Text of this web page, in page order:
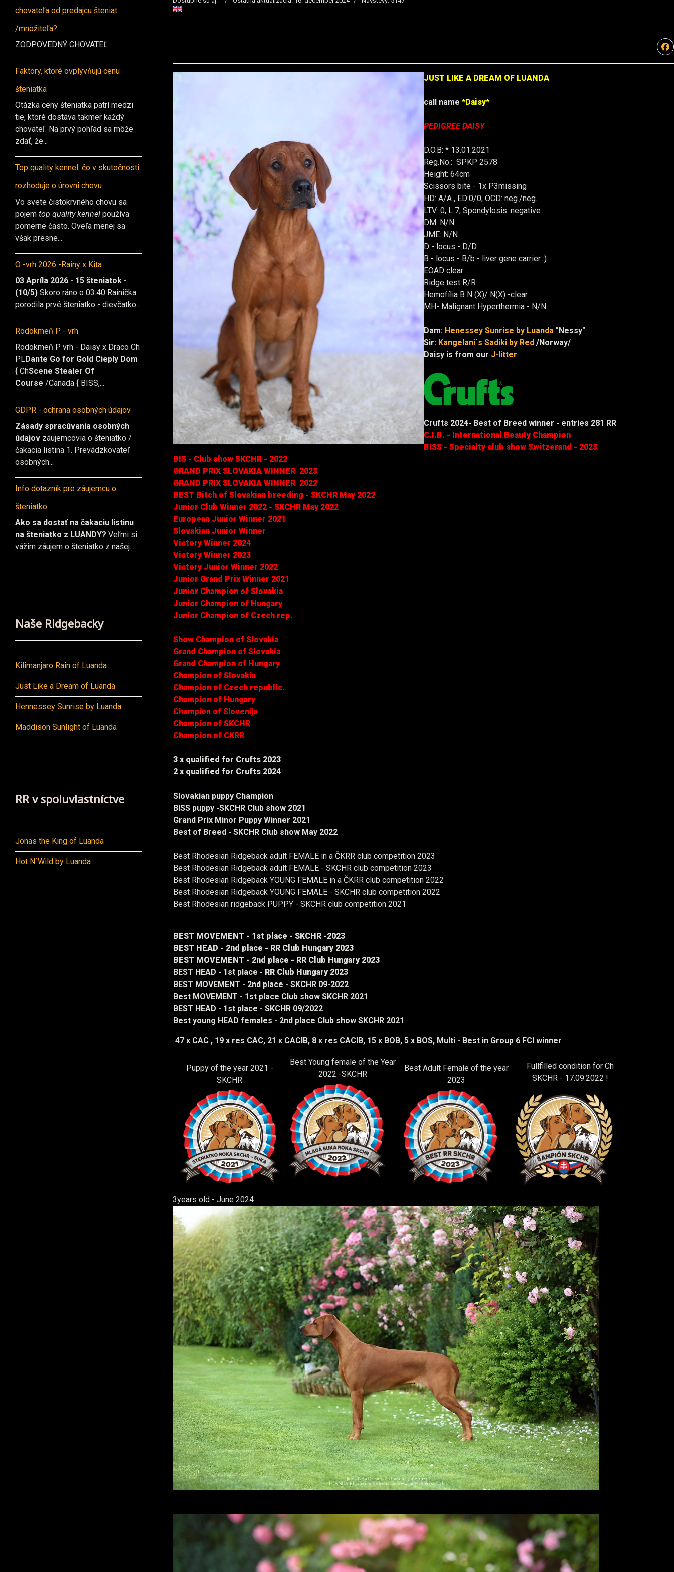
chovateľa od predajcu šteniat
/množiteľa?
ZODPOVEDNÝ CHOVATEĽ
Faktory, ktoré ovplyvňujú cenu
šteniatka
Otázka ceny šteniatka patrí medzi
tie, ktoré dostáva takmer každý
chovateľ. Na prvý pohľad sa môže
zdať, že...
Top quality kennel: čo v skutočnosti
rozhoduje o úrovni chovu
Vo svete čistokrvného chovu sa
pojem top quality kennel používa
pomerne často. Oveľa menej sa
však presne...
O -vrh 2026 -Rainy x Kita
03 Apríla 2026 - 15 šteniatok -
(10/5) Skoro ráno o 03:40 Rainička
porodila prvé šteniatko - dievčatko...
Rodokmeň P - vrh
Rodokmeň P vrh - Daisy x Draco Ch
PLDante Go for Gold Cieply Dom
{ ChScene Stealer Of
Course /Canada { BISS,...
GDPR - ochrana osobných údajov
Zásady spracúvania osobných
údajov záujemcovia o šteniatko /
čakacia listina 1. Prevádzkovateľ
osobných...
Info dotazník pre záujemcu o
šteniatko
Ako sa dostať na čakaciu listinu
na šteniatko z LUANDY? Veľmi si
vážim záujem o šteniatko z našej...
Naše Ridgebacky
Kilimanjaro Rain of Luanda
Just Like a Dream of Luanda
Hennessey Sunrise by Luanda
Maddison Sunlight of Luanda
RR v spoluvlastníctve
Jonas the King of Luanda
Hot N´Wild by Luanda
JUST LIKE A DREAM OF LUANDA
call name *Daisy*
PEDIGREE DAISY
D.O.B: * 13.01.2021
Reg.No.: SPKP 2578
Height: 64cm
Scissors bite - 1x P3missing
HD: A/A , ED:0/0, OCD: neg./neg.
LTV: 0, L 7, Spondylosis: negative
DM: N/N
JME: N/N
D - locus - D/D
B - locus - B/b - liver gene carrier :)
EOAD clear
Ridge test R/R
Hemofília B N (X)/ N(X) -clear
MH- Malignant Hyperthermia - N/N
Dam: Henessey Sunrise by Luanda"Nessy"
Sir: Kangelani´s Sadiki by Red/Norway/
Daisy is from our J-litter
Crufts 2024- Best of Breed winner - entries 281 RR
C.I.B. - International Beauty Champion
BISS - Specialty club show Switzerand - 2023
BIS - Club show SKCHR - 2022
GRAND PRIX SLOVAKIA WINNER 2023
GRAND PRIX SLOVAKIA WINNER 2022
BEST Bitch of Slovakian breeding - SKCHR May 2022
Junior Club Winner 2022 - SKCHR May 2022
European Junior Winner 2021
Slovakian Junior Winner
Victory Winner 2024
Victory Winner 2023
Victory Junior Winner 2022
Junior Grand Prix Winner 2021
Junior Champion of Slovakia
Junior Champion of Hungary
Junior Champion of Czech rep.
Show Champion of Slovakia
Grand Champion of Slovakia
Grand Champion of Hungary
Champion of Slovakia
Champion of Czech republic.
Champion of Hungary
Champion of Slovenija
Champion of SKCHR
Champion of CKRR
3 x qualified for Crufts 2023
2 x qualified for Crufts 2024
Slovakian puppy Champion
BISS puppy -SKCHR Club show 2021
Grand Prix Minor Puppy Winner 2021
Best of Breed - SKCHR Club show May 2022
Best Rhodesian Ridgeback adult FEMALE in a ČKRR club competition 2023
Best Rhodesian Ridgeback adult FEMALE - SKCHR club competition 2023
Best Rhodesian Ridgeback YOUNG FEMALE in a ČKRR club competition 2022
Best Rhodesian Ridgeback YOUNG FEMALE - SKCHR club competition 2022
Best Rhodesian ridgeback PUPPY - SKCHR club competition 2021
BEST MOVEMENT - 1st place - SKCHR -2023
BEST HEAD - 2nd place - RR Club Hungary 2023
BEST MOVEMENT - 2nd place - RR Club Hungary 2023
BEST HEAD - 1st place - RR Club Hungary 2023
BEST MOVEMENT - 2nd place - SKCHR 09-2022
Best MOVEMENT - 1st place Club show SKCHR 2021
BEST HEAD - 1st place - SKCHR 09/2022
Best young HEAD females - 2nd place Club show SKCHR 2021
47 x CAC , 19 x res CAC, 21 x CACIB, 8 x res CACIB, 15 x BOB, 5 x BOS, Multi - Best in Group 6 FCI winner
Puppy of the year 2021 -
SKCHR
Best Young female of the Year
2022 -SKCHR
Best Adult Female of the year
2023
Fullfilled condition for Ch
SKCHR - 17.09.2022 !
3years old - June 2024